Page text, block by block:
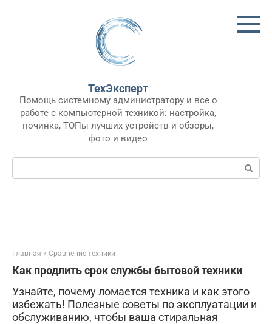
ТехЭксперт
Помощь системному администратору и все о
работе с компьютерной техникой: настройка,
починка, ТОПы лучших устройств и обзоры,
фото и видео
Поиск:
Главная » Сравнение техники
Как продлить срок службы бытовой техники
Узнайте, почему ломается техника и как этого
избежать! Полезные советы по эксплуатации и
обслуживанию, чтобы ваша стиральная